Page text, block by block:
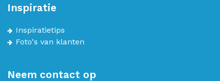
Inspiratie
Inspiratietips
Foto's van klanten
Neem contact op